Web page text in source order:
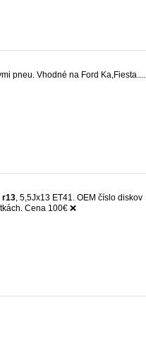
pneu. Vhodné na Ford Ka,Fiesta....
r13, 5,5Jx13 ET41. OEM číslo diskov
Cena 100€ ❌️